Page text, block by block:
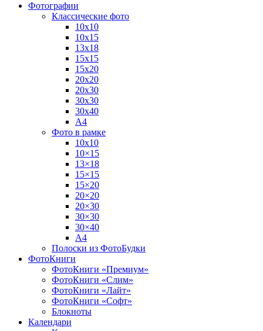
Фотографии
Классические фото
10х10
10х15
13х18
15х15
15х20
20х20
20х30
30х30
30х40
А4
Фото в рамке
10х10
10×15
13×18
15×15
15×20
20×20
20×30
30×30
30×40
A4
Полоски из ФотоБудки
ФотоКниги
ФотоКниги «Премиум»
ФотоКниги «Слим»
ФотоКниги «Лайт»
ФотоКниги «Софт»
Блокноты
Календари